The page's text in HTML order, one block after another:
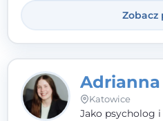
Zobacz
Adrianna
Katowice
Jako psycholog